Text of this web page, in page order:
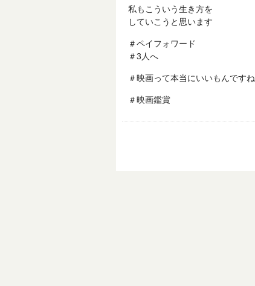
私もこういう生き方を
していこうと思います
＃ペイフォワード
＃3人へ
＃映画って本当にいいもんですね
＃映画鑑賞